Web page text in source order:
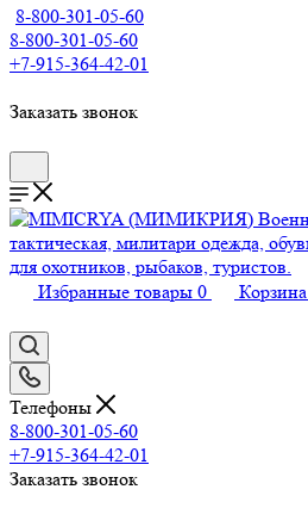
8-800-301-05-60
8-800-301-05-60
+7-915-364-42-01
Заказать звонок
Избранные товары 0 Корзина
Телефоны
8-800-301-05-60
+7-915-364-42-01
Заказать звонок